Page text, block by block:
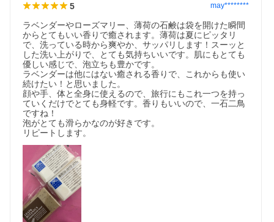
ローズマリーせっけん
ローズマリーの全草から水蒸気蒸留法で抽出した天然精油(エッ
センシャルオイル)と、肌を爽快にするローズマリーエキスを配
合。
5 may********
ラベンダーやローズマリー、薄荷の石鹸は袋を開けた瞬間
からとてもいい香りで癒されます。薄荷は夏にピッタリ
で、洗っている時から爽やか、サッパリします！スーッと
した洗い上がりで、とても気持ちいいです。肌にもとても
優しい感じで、泡立ちも豊かです。
ラベンダーは他にはない癒される香りで、これからも使い
続けたい！と思いました。
顔や手、体と全身に使えるので、旅行にもこれ一つを持っ
ていくだけでとても身軽です。香りもいいので、一石二鳥
ですね！
泡がとても滑らかなのが好きです。
リピートします。